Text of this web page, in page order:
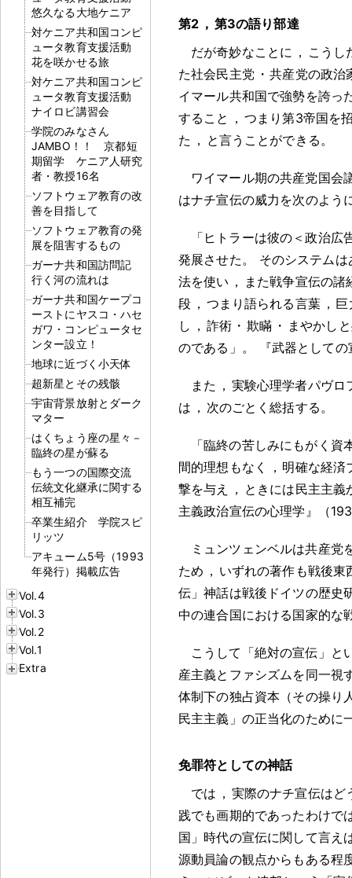
悠久なる大地ケニア
対ケニア共和国コンピ
ュータ教育支援活動
花を咲かせる旅
対ケニア共和国コンピ
ュータ教育支援活動
ナイロビ講習会
学院のみなさん
JAMBO！！ 京都短
期留学 ケニア人研究
者・教授16名
ソフトウェア教育の改
善を目指して
ソフトウェア教育の発
展を阻害するもの
ガーナ共和国訪問記
行く河の流れは
ガーナ共和国ケープコ
ーストにヤスコ・ハセ
ガワ・コンピュータセ
ンター設立！
地球に近づく小天体
超新星とその残骸
宇宙背景放射とダーク
マター
はくちょう座の星々－
臨終の星が蘇る
もう一つの国際交流
伝統文化継承に関する
相互補完
卒業生紹介 学院スピ
リッツ
アキューム5号（1993
年発行）掲載広告
Vol.4
Vol.3
Vol.2
Vol.1
Extra
第2 ， 第3の語り部達
だが奇妙なことに ， こうし
た社会民主党 ・ 共産党の政治
イマール共和国で強勢を誇っ
すること ， つまり第3帝国を
た ， と言うことができる 。
ワイマール期の共産党国会
はナチ宣伝の威力を次のよう
「ヒトラーは彼の＜政治
発展させた 。
そのシステム
法を使い ， また戦争宣伝の
段 ， つまり語られる言葉 ， 巨
し ， 詐術 ・ 欺瞞 ・ まやかし
のである」 。 『武器として
また ， 実験心理学者パヴロ
は ， 次のごとく総括する 。
「臨終の苦しみにもがく
間的理想もなく
， 明確な経済
撃を与え
， ときには民主主義
主義政治宣伝の心理学』（
ミュンツェンベルは共産党
ため ， いずれの著作も戦後
伝」神話は戦後ドイツの歴史
中の連合国における国家的な
こうして「絶対の宣伝」と
産主義とファシズムを同一視
体制下の独占資本（その操り
民主主義」の正当化のために
免罪符としての神話
では ， 実際のナチ宣伝はど
践でも画期的であったわけで
国」時代の宣伝に関して言え
源動員論の観点からもある程